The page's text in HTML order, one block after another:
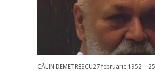
CĂLIN DEMETRESCU27 februarie 1952 –